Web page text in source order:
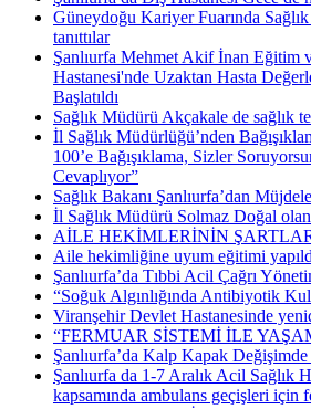
Güneydoğu Kariyer Fuarında Sağlık
tanıttılar
Şanlıurfa Mehmet Akif İnan Eğitim
Hastanesi'nde Uzaktan Hasta
Başlatıldı
Sağlık Müdürü Akçakale de sağlık
İl Sağlık Müdürlüğü’nden
100’e Bağışıklama, Sizler
Cevaplıyor”
Sağlık Bakanı Şanlıurfa’dan
İl Sağlık Müdürü Solmaz Doğal
AİLE HEKİMLERİNİN
Aile hekimliğine uyum eğitimi
Şanlıurfa’da Tıbbi Acil Çağrı
“Soğuk Algınlığında Antibiyotik
Viranşehir Devlet Hastanesinde
“FERMUAR SİSTEMİ İLE
Şanlıurfa’da Kalp Kapak
Şanlıurfa da 1-7 Aralık Acil Sağlık
kapsamında ambulans geçişleri için